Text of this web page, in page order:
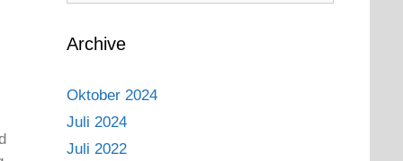
Archive
Oktober 2024
Juli 2024
Juli 2022